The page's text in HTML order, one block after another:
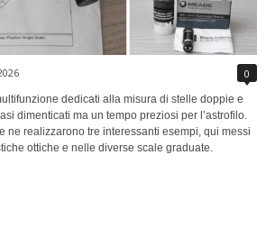
0
dedicati alla misura di stelle doppie e
dimenticati ma un tempo preziosi per l’astrofilo.
ne realizzarono tre interessanti esempi, qui messi
ottiche e nelle diverse scale graduate.